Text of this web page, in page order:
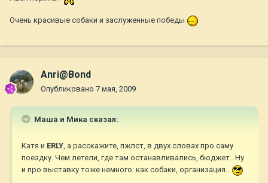
Очень красивые собаки и заслуженные победы
Anri@Bond
Опубликовано 7 мая, 2009
Маша и Мика сказал:
Катя и ERLY, а расскажите, пжлст, в двух словах про саму
поездку. Чем летели, где там останавливались, бюджет.. Ну
и про выставку тоже немного: как собаки, организация..